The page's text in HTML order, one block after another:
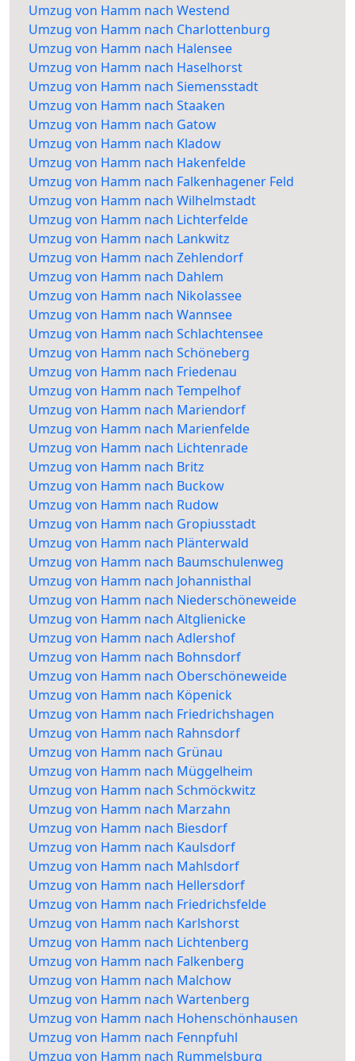
Umzug von Hamm nach Westend
Umzug von Hamm nach Charlottenburg
Umzug von Hamm nach Halensee
Umzug von Hamm nach Haselhorst
Umzug von Hamm nach Siemensstadt
Umzug von Hamm nach Staaken
Umzug von Hamm nach Gatow
Umzug von Hamm nach Kladow
Umzug von Hamm nach Hakenfelde
Umzug von Hamm nach Falkenhagener Feld
Umzug von Hamm nach Wilhelmstadt
Umzug von Hamm nach Lichterfelde
Umzug von Hamm nach Lankwitz
Umzug von Hamm nach Zehlendorf
Umzug von Hamm nach Dahlem
Umzug von Hamm nach Nikolassee
Umzug von Hamm nach Wannsee
Umzug von Hamm nach Schlachtensee
Umzug von Hamm nach Schöneberg
Umzug von Hamm nach Friedenau
Umzug von Hamm nach Tempelhof
Umzug von Hamm nach Mariendorf
Umzug von Hamm nach Marienfelde
Umzug von Hamm nach Lichtenrade
Umzug von Hamm nach Britz
Umzug von Hamm nach Buckow
Umzug von Hamm nach Rudow
Umzug von Hamm nach Gropiusstadt
Umzug von Hamm nach Plänterwald
Umzug von Hamm nach Baumschulenweg
Umzug von Hamm nach Johannisthal
Umzug von Hamm nach Niederschöneweide
Umzug von Hamm nach Altglienicke
Umzug von Hamm nach Adlershof
Umzug von Hamm nach Bohnsdorf
Umzug von Hamm nach Oberschöneweide
Umzug von Hamm nach Köpenick
Umzug von Hamm nach Friedrichshagen
Umzug von Hamm nach Rahnsdorf
Umzug von Hamm nach Grünau
Umzug von Hamm nach Müggelheim
Umzug von Hamm nach Schmöckwitz
Umzug von Hamm nach Marzahn
Umzug von Hamm nach Biesdorf
Umzug von Hamm nach Kaulsdorf
Umzug von Hamm nach Mahlsdorf
Umzug von Hamm nach Hellersdorf
Umzug von Hamm nach Friedrichsfelde
Umzug von Hamm nach Karlshorst
Umzug von Hamm nach Lichtenberg
Umzug von Hamm nach Falkenberg
Umzug von Hamm nach Malchow
Umzug von Hamm nach Wartenberg
Umzug von Hamm nach Hohenschönhausen
Umzug von Hamm nach Fennpfuhl
Umzug von Hamm nach Rummelsburg